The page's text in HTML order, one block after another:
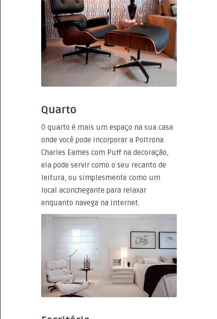
Quarto
O quarto é mais um espaço na sua casa
onde você pode incorporar a Poltrona
Charles Eames com Puff na decoração,
ela pode servir como o seu recanto de
leitura, ou simplesmente como um
local aconchegante para relaxar
enquanto navega na internet.